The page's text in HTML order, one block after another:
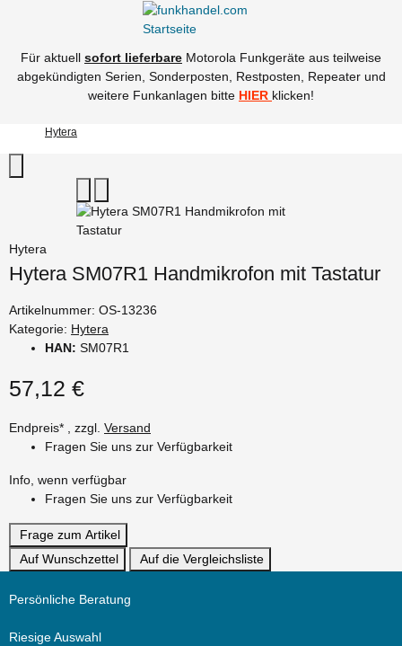
Für aktuell sofort lieferbare Motorola Funkgeräte aus teilweise
abgekündigten Serien, Sonderposten, Restposten, Repeater und
weitere Funkanlagen bitte HIER klicken!
Hytera
Hytera
Hytera SM07R1 Handmikrofon mit Tastatur
Artikelnummer: OS-13236
Kategorie: Hytera
HAN: SM07R1
57,12 €
Endpreis* , zzgl. Versand
Fragen Sie uns zur Verfügbarkeit
Info, wenn verfügbar
Fragen Sie uns zur Verfügbarkeit
Frage zum Artikel
Auf Wunschzettel
Auf die Vergleichsliste
Persönliche Beratung
Riesige Auswahl